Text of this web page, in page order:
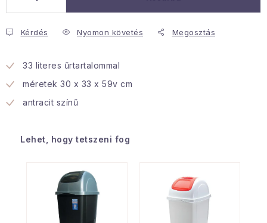
A személyes adatok védelmének feltételei
Hogyan kell panaszkodni / visszaadni az áruka
Kereskedelem feltételes
Kérdés Nyomon követés Megosztás
33 literes űrtartalommal
méretek 30 x 33 x 59v cm
antracit színű
Lehet, hogy tetszeni fog